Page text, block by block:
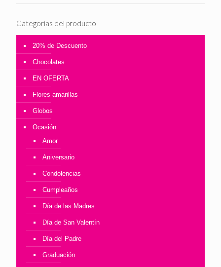
Categorías del producto
20% de Descuento
Chocolates
EN OFERTA
Flores amarillas
Globos
Ocasión
Amor
Aniversario
Condolencias
Cumpleaños
Día de las Madres
Día de San Valentín
Día del Padre
Graduación